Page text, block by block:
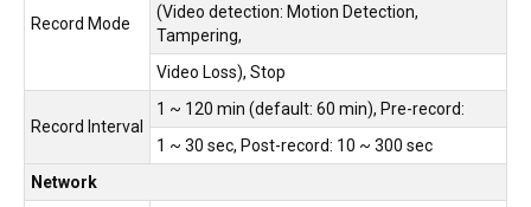
Record Mode
(Video detection: Motion Detection,
Tampering,
Video Loss), Stop
Record Interval
1 ~ 120 min (default: 60 min), Pre-record:
1 ~ 30 sec, Post-record: 10 ~ 300 sec
Network